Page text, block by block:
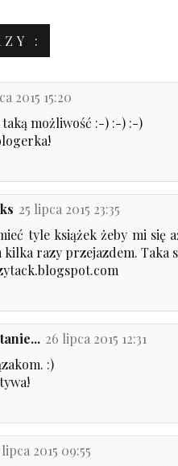
:
2015 15:20
taką możliwość :-) :-) :-)
25 lipca 2015 23:35
tyle książek żeby mi się
kilka razy przejazdem. Taka
26 lipca 2015 12:31
:)
2015 09:55